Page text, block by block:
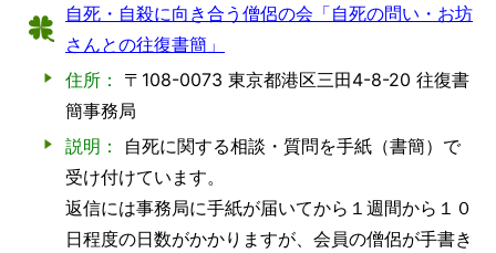
自死・自殺に向き合う僧侶の会「自死の問い・お坊
さんとの往復書簡」
住所：
〒108-0073 東京都港区三田4-8-20 往復書
簡事務局
説明：
自死に関する相談・質問を手紙（書簡）で
受け付けています。
返信には事務局に手紙が届いてから１週間から１０
日程度の日数がかかりますが、会員の僧侶が手書き